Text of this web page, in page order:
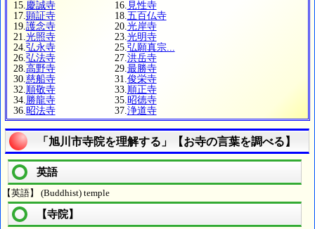
15. 慶誠寺 16. 見性寺
17. 顕証寺 18. 五百仏寺
19. 護念寺 20. 光岸寺
21. 光照寺 23. 光明寺
24. 弘永寺 25. 弘願真宗...
26. 弘法寺 27. 洪岳寺
28. 高野寺 29. 最勝寺
30. 慈船寺 31. 俊栄寺
32. 順敬寺 33. 順正寺
34. 勝龍寺 35. 昭徳寺
36. 昭法寺 37. 浄道寺
「旭川市寺院を理解する」【お寺の言葉を調べる】
英語
【英語】 (Buddhist) temple
【寺院】